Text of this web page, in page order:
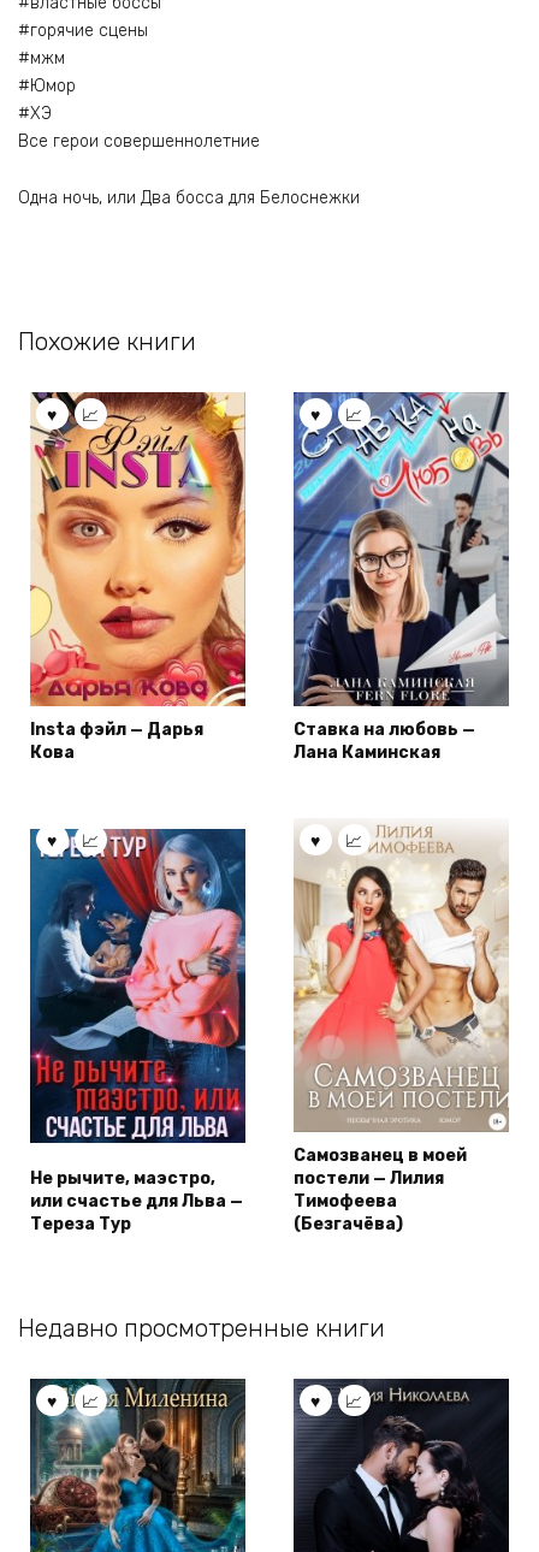
#горячие сцены
#мжм
#Юмор
#ХЭ
Все герои совершеннолетние
Одна ночь, или Два босса для Белоснежки
Похожие книги
Insta фэйл — Дарья
Кова
Ставка на любовь —
Лана Каминская
Не рычите, маэстро,
или счастье для Льва —
Тереза Тур
Самозванец в моей
постели — Лилия
Тимофеева
(Безгачёва)
Недавно просмотренные книги